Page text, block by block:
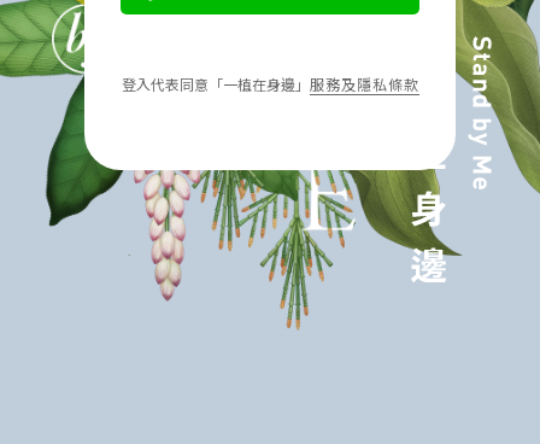
登入代表同意「一植在身邊」 服務及隱私條款